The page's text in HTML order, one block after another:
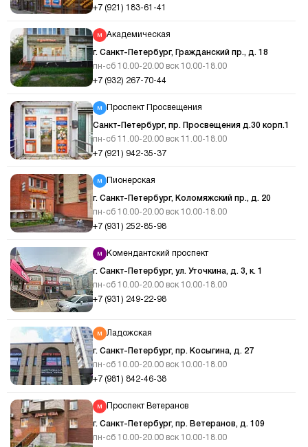
+7 (921) 183-61-41
Академическая
г. Санкт-Петербург, Гражданский пр., д. 18
пн-сб 10.00-20.00 вск 10.00-18.00
+7 (932) 267-70-44
Проспект Просвещения
Санкт-Петербург, пр. Просвещения д.30 корп.1
пн-сб 11.00-20.00 вск 11.00-18.00
+7 (921) 942-35-37
Пионерская
г. Санкт-Петербург, Коломяжский пр., д. 20
пн-сб 10.00-20.00 вск 10.00-18.00
+7 (931) 252-85-98
Комендантский проспект
г. Санкт-Петербург, ул. Уточкина, д. 3, к. 1
пн-сб 10.00-20.00 вск 10.00-18.00
+7 (931) 249-22-98
Ладожская
г. Санкт-Петербург, пр. Косыгина, д. 27
пн-сб 10.00-20.00 вск 10.00-18.00
+7 (981) 842-46-38
Проспект Ветеранов
г. Санкт-Петербург, пр. Ветеранов, д. 109
пн-сб 10.00-20.00 вск 10.00-18.00